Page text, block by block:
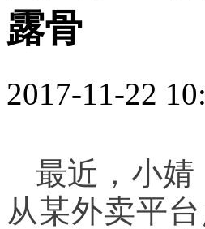
露骨
2017-11-22
最近，小婧
从某外卖平